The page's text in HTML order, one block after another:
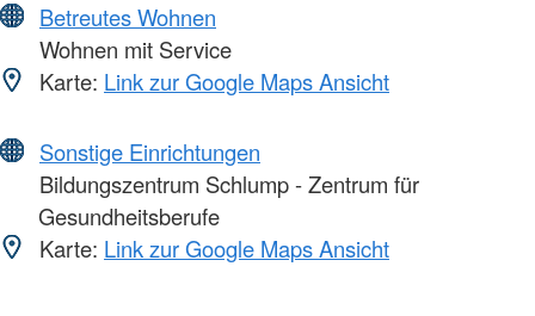
Betreutes Wohnen
Wohnen mit Service
Karte: Link zur Google Maps Ansicht
Sonstige Einrichtungen
Bildungszentrum Schlump - Zentrum für
Gesundheitsberufe
Karte: Link zur Google Maps Ansicht